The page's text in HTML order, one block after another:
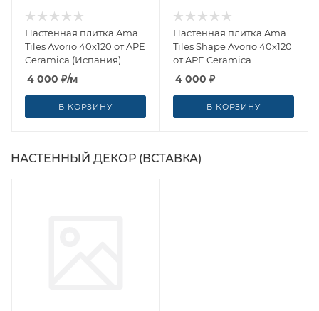
Настенная плитка Ama
Tiles Avorio 40x120 от APE
Ceramica (Испания)
4 000 ₽/м
В КОРЗИНУ
Настенная плитка Ama
Tiles Shape Avorio 40x120
от APE Ceramica
(Испания)
4 000 ₽
В КОРЗИНУ
НАСТЕННЫЙ ДЕКОР (ВСТАВКА)